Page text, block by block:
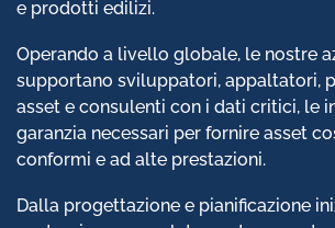
e prodotti edilizi.
Operando a livello globale, le nostre
supportano sviluppatori, appaltatori,
asset e consulenti con i dati critici, le
garanzia necessari per fornire asset
conformi e ad alte prestazioni.
Dalla progettazione e pianificazione